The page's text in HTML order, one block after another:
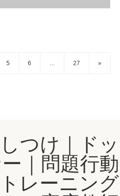
5 6 … 27 »
つけ｜ドッ
｜問題行動
レーニング